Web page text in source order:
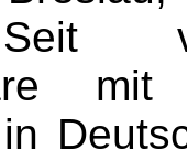
Seit